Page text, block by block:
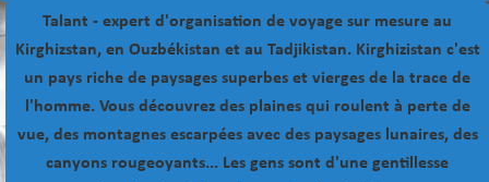
Talant - expert d'organisation de voyage sur mesure au
Kirghizstan, en Ouzbékistan et au Tadjikistan. Kirghizistan c'est
un pays riche de paysages superbes et vierges de la trace de
l'homme. Vous découvrez des plaines qui roulent à perte de
vue, des montagnes escarpées avec des paysages lunaires, des
canyons rougeoyants... Les gens sont d'une gentillesse